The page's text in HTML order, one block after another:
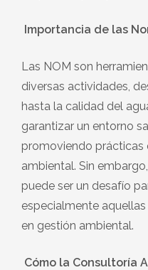
Importancia de las
Las NOM son
diversas actividades,
hasta la calidad del
garantizar un entorno
promoviendo prácticas
ambiental. Sin
puede ser un desafío
especialmente
en gestión ambiental.
Cómo la Consultoría